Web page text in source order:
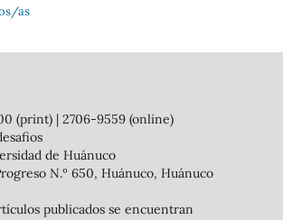
as
(print) | 2706-9559 (online)
de Huánuco
N.º 650, Huánuco, Huánuco
publicados se encuentran